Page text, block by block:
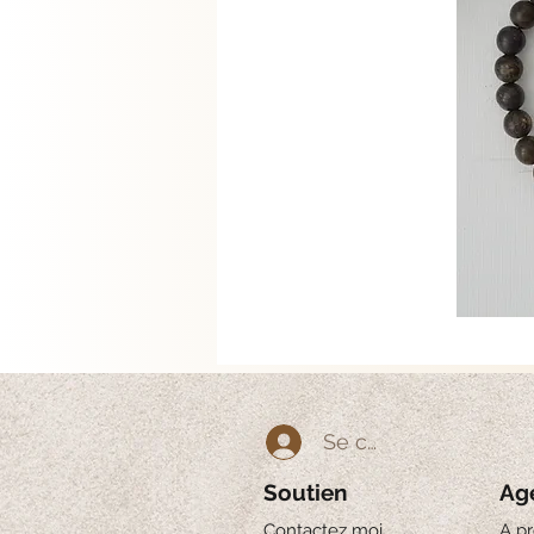
Se connecter
Soutien